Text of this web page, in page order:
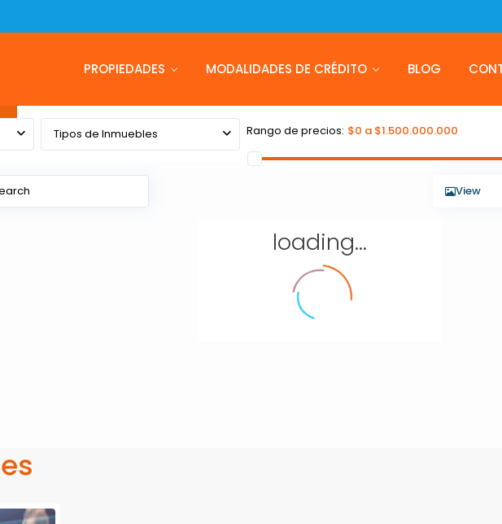
PROPIEDADES MODALIDADES DE CRÉDITO BLOG
Tipos de Inmuebles Rango de precios: $0 a $1.500.000.000
loading...
View